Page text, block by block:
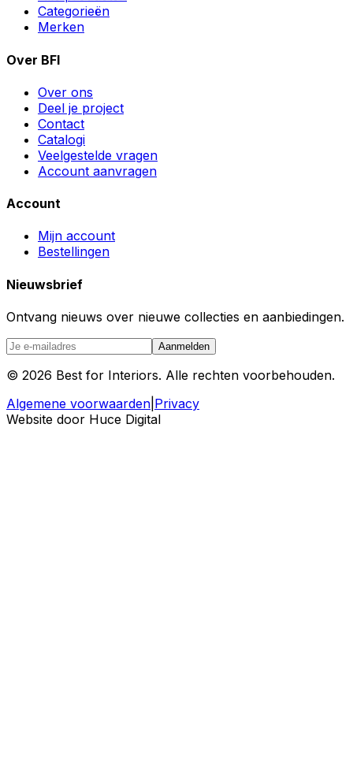
Categorieën
Merken
Over BFI
Over ons
Deel je project
Contact
Catalogi
Veelgestelde vragen
Account aanvragen
Account
Mijn account
Bestellingen
Nieuwsbrief
Ontvang nieuws over nieuwe collecties en aanbiedingen.
Aanmelden
© 2026 Best for Interiors. Alle rechten voorbehouden.
Algemene voorwaarden Privacy
Website door Huce Digital